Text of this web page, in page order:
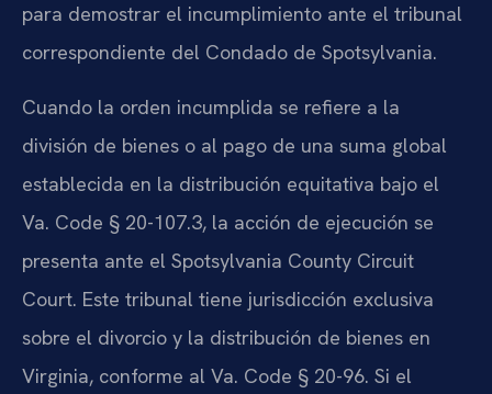
para demostrar el incumplimiento ante el tribunal
correspondiente del Condado de Spotsylvania.
Cuando la orden incumplida se refiere a la
división de bienes o al pago de una suma global
establecida en la distribución equitativa bajo el
Va. Code § 20-107.3, la acción de ejecución se
presenta ante el Spotsylvania County Circuit
Court. Este tribunal tiene jurisdicción exclusiva
sobre el divorcio y la distribución de bienes en
Virginia, conforme al Va. Code § 20-96. Si el